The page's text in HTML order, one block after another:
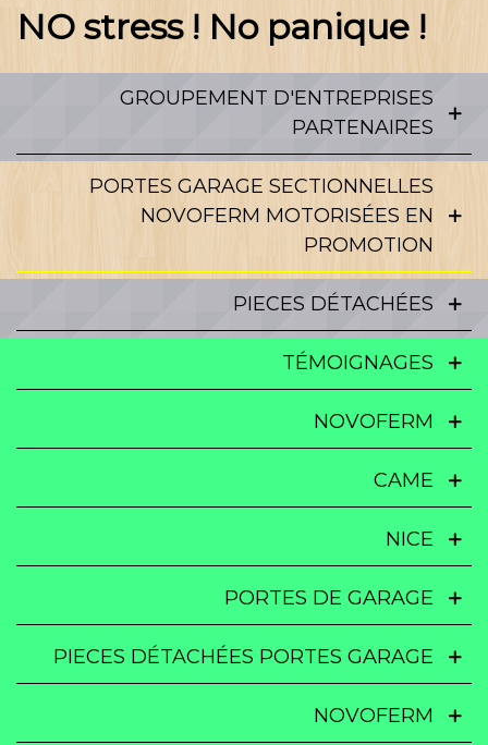
NO stress ! No panique !
GROUPEMENT D'ENTREPRISES
PARTENAIRES
PORTES GARAGE SECTIONNELLES
NOVOFERM MOTORISÉES EN
PROMOTION
PIECES DÉTACHÉES
TÉMOIGNAGES
NOVOFERM
CAME
NICE
PORTES DE GARAGE
PIECES DÉTACHÉES PORTES GARAGE
NOVOFERM